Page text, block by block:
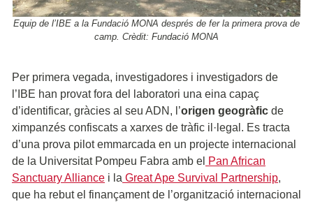
Equip de l’IBE a la Fundació MONA després de fer la primera prova de
camp. Crèdit: Fundació MONA
Per primera vegada, investigadores i investigadors de
l’IBE han provat fora del laboratori una eina capaç
d’identificar, gràcies al seu ADN, l’origen geogràfic de
ximpanzés confiscats a xarxes de tràfic il·legal. Es tracta
d’una prova pilot emmarcada en un projecte internacional
de la Universitat Pompeu Fabra amb el Pan African
Sanctuary Alliance i la Great Ape Survival Partnership,
que ha rebut el finançament de l’organització internacional